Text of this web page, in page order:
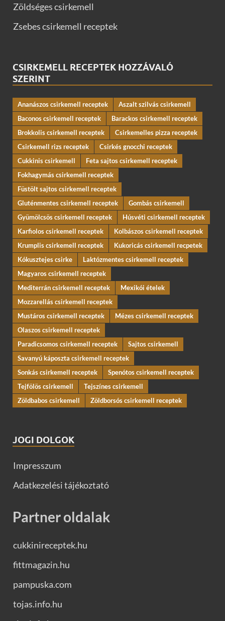
Zöldséges csirkemell
Zsebes csirkemell receptek
CSIRKEMELL RECEPTEK HOZZÁVALÓ
SZERINT
Ananászos csirkemell receptek
Aszalt szilvás csirkemell
Baconos csirkemell receptek
Barackos csirkemell receptek
Brokkolis csirkemell receptek
Csirkemelles pizza receptek
Csirkemell rizs receptek
Csirkés gnocchi receptek
Cukkinis csirkemell
Feta sajtos csirkemell receptek
Fokhagymás csirkemell receptek
Füstölt sajtos csirkemell receptek
Gluténmentes csirkemell receptek
Gombás csirkemell
Gyümölcsös csirkemell receptek
Húsvéti csirkemell receptek
Karfiolos csirkemell receptek
Kolbászos csirkemell receptek
Krumplis csirkemell receptek
Kukoricás csirkemell recpetek
Kókusztejes csirke
Laktózmentes csirkemell receptek
Magyaros csirkemell receptek
Mediterrán csirkemell receptek
Mexikói ételek
Mozzarellás csirkemell receptek
Mustáros csirkemell receptek
Mézes csirkemell receptek
Olaszos csirkemell receptek
Paradicsomos csirkemell receptek
Sajtos csirkemell
Savanyú káposzta csirkemell receptek
Sonkás csirkemell receptek
Spenótos csirkemell receptek
Tejfölös csirkemell
Tejszínes csirkemell
Zöldbabos csirkemell
Zöldborsós csirkemell receptek
JOGI DOLGOK
Impresszum
Adatkezelési tájékoztató
Partner oldalak
cukkinireceptek.hu
fittmagazin.hu
pampuska.com
tojas.info.hu